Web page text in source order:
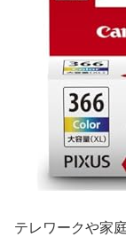
テレワークや家